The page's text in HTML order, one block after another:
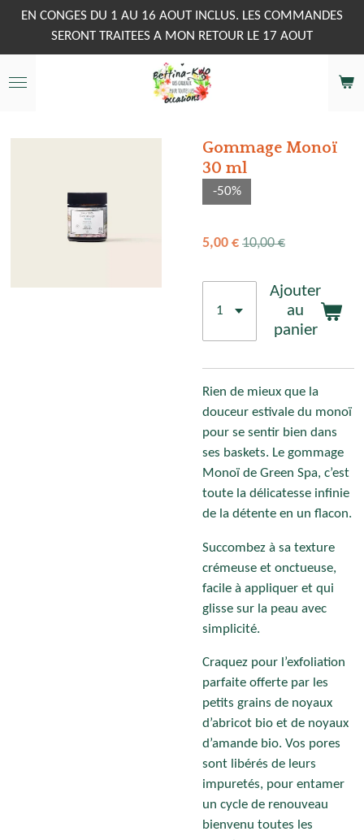
Passer
contenu
principal
EN CONGES DU 1 AU 16 AOUT INCLUS. LES COMMANDES
SERONT TRAITEES A MON RETOUR LE 17 AOUT
Gommage Monoï
30 ml
-50%
5,00 € 10,00 €
Ajouter
au
panier
Rien de mieux que la
douceur estivale du monoï
pour se sentir bien dans
ses baskets. Le gommage
Monoï de Green Spa, c’est
toute la délicatesse infinie
de la détente en un flacon.
Succombez à sa texture
crémeuse et onctueuse,
facile à appliquer et qui
glisse sur la peau avec
simplicité.
Craquez pour l’exfoliation
parfaite offerte par les
petits grains de noyaux
d’abricot bio et de noyaux
d’amande bio. Vos pores
sont libérés de leurs
impuretés, pour entamer
un cycle de renouveau
bienvenu toutes les